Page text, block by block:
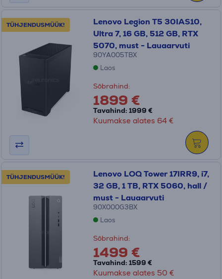
TÜHJENDUSMÜÜK!
Lenovo Legion T5 30IAS10,
Ultra 7, 16 GB, 512 GB, RTX
5070, must - Lauaarvuti
90YA005TBX
Laos
Sõbrahind:
1899 €
Tavahind: 1999 €
Kuumakse alates 64 €
TÜHJENDUSMÜÜK!
Lenovo LOQ Tower 17IRR9, i7,
32 GB, 1 TB, RTX 5060, hall /
must - Lauaarvuti
90X000G3BX
Laos
Sõbrahind:
1499 €
Tavahind: 1599 €
Kuumakse alates 50 €